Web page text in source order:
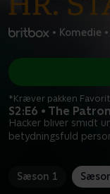
• Komedie •
S2:E6 • The
Hacker bliver smidt
betydningsfuld
*Kræver pakken
Sæson 1